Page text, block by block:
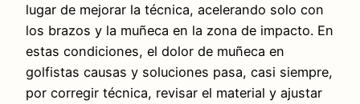
lugar de mejorar la técnica, acelerando solo con
los brazos y la muñeca en la zona de impacto. En
estas condiciones, el dolor de muñeca en
golfistas causas y soluciones pasa, casi siempre,
por corregir técnica, revisar el material y ajustar